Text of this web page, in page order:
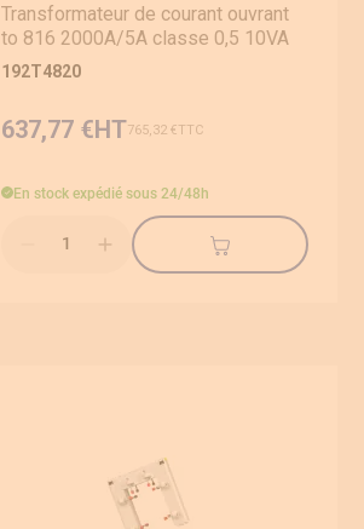
Transformateur de courant ouvrant
to 816 2000A/5A classe 0,5 10VA
192T4820
765,32 €
637,77 €
En stock expédié sous 24/48h